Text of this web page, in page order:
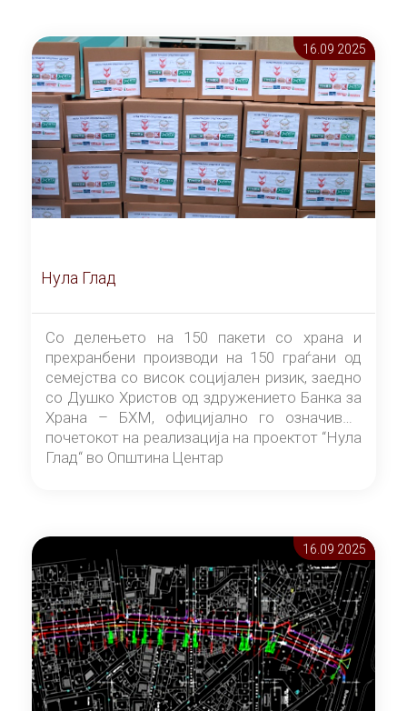
16.09 2025
Нула Глад
Со делењето на 150 пакети со храна и
прехранбени производи на 150 граѓани од
семејства со висок социјален ризик, заедно
со Душко Христов од здружението Банка за
Храна – БХМ, официјално го означивме
почетокот на реализација на проектот “Нула
Глад“ во Општина Центар
16.09 2025